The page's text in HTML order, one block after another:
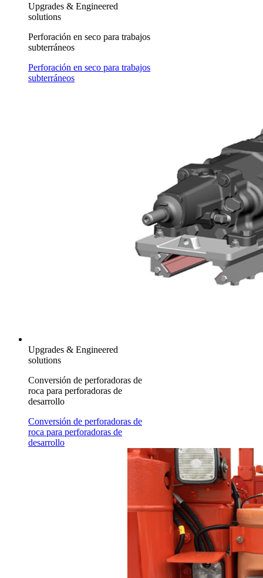
Upgrades & Engineered
solutions
Perforación en seco para trabajos
subterráneos
Perforación en seco para trabajos
subterráneos
Upgrades & Engineered
solutions
Conversión de perforadoras de
roca para perforadoras de
desarrollo
Conversión de perforadoras de
roca para perforadoras de
desarrollo